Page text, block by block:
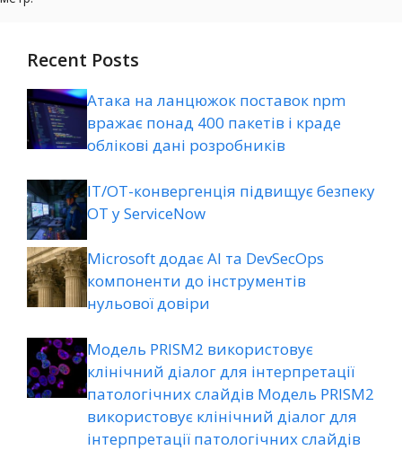
Recent Posts
Атака на ланцюжок поставок npm
вражає понад 400 пакетів і краде
облікові дані розробників
ІТ/ОТ-конвергенція підвищує безпеку
ОТ у ServiceNow
Microsoft додає AI та DevSecOps
компоненти до інструментів
нульової довіри
Модель PRISM2 використовує
клінічний діалог для інтерпретації
патологічних слайдів Модель PRISM2
використовує клінічний діалог для
інтерпретації патологічних слайдів